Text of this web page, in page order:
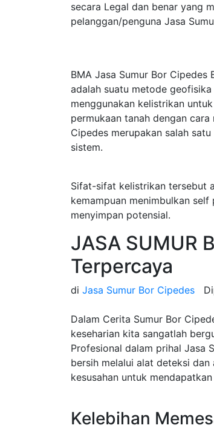
secara Legal dan benar yang
pelanggan/penguna Jasa
BMA Jasa Sumur Bor Cipedes
adalah suatu metode
menggunakan kelistrikan
permukaan tanah dengan
Cipedes merupakan salah
sistem.
Sifat-sifat kelistrikan tersebut
kemampuan menimbulkan
menyimpan potensial.
JASA SUMUR
Terpercaya
di Jasa Sumur Bor Cipedes
Dalam Cerita Sumur Bor
keseharian kita sangatlah
Profesional dalam prihal Jasa
bersih melalui alat deteksi
kesusahan untuk
Kelebihan